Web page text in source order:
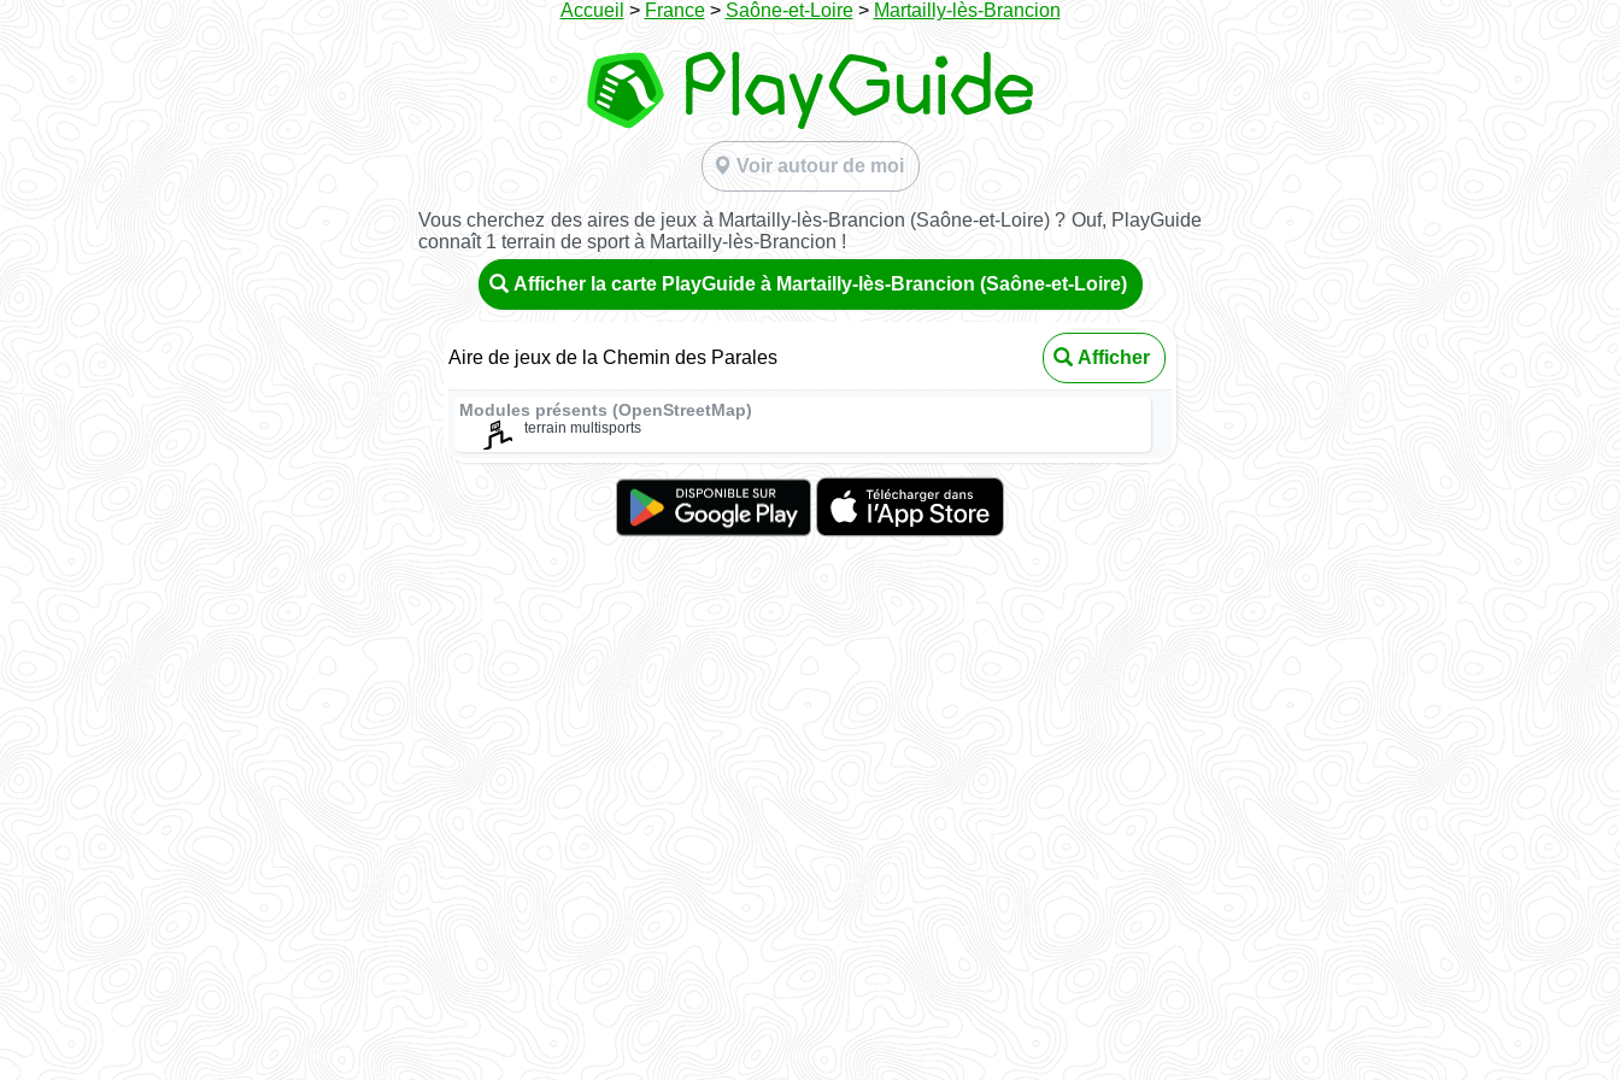
Accueil > France> Saône-et-Loire> Martailly-lès-Brancion
Voir autour de moi
Vous cherchez des aires de jeux à Martailly-lès-Brancion (Saône-et-Loire) ? Ouf, PlayGuide
connaît 1 terrain de sport à Martailly-lès-Brancion !
Afficher la carte PlayGuide à Martailly-lès-Brancion (Saône-et-Loire)
Aire de jeux de la Chemin des Parales Afficher
Modules présents (OpenStreetMap)
terrain multisports